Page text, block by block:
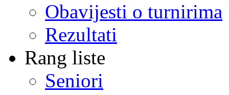
Obavijesti o turnirima
Rezultati
Rang liste
Seniori